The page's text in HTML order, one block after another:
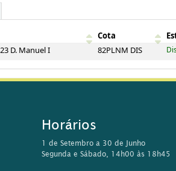
Cota
D. Manuel I 82PLNM DIS
Horários
1 de Setembro a 30 de Junho
Segunda e Sábado, 14h00 às 18h45